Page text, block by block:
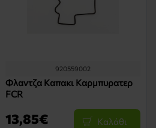
920559002
Φλαντζα Καπακι Καρμπυρατερ
FCR
13,85€ Καλάθι